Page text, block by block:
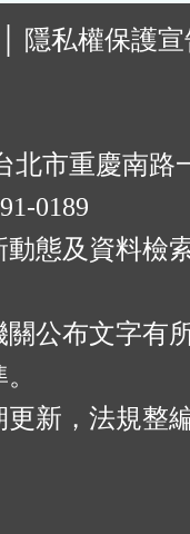
隱私權保護
北市重慶南路
0189
態及資料檢
公布文字有
新，法規整